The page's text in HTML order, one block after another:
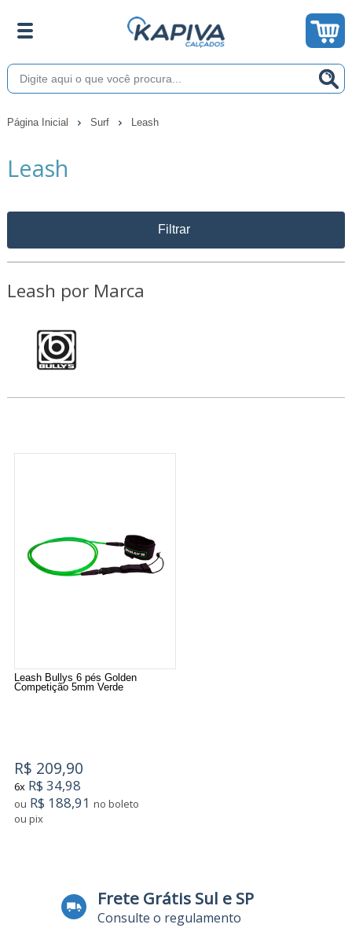
Página Inicial Surf Leash
Leash
Filtrar
Leash por Marca
Leash Bullys 6 pés Golden
Competição 5mm Verde
R$ 209,90
6x R$ 34,98
ou R$ 188,91 no boleto
ou pix
Frete Grátis Sul e SP
Consulte o regulamento